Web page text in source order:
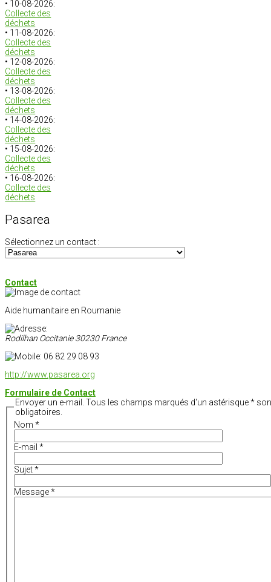
• 10-08-2026:
Collecte des
déchets
• 11-08-2026:
Collecte des
déchets
• 12-08-2026:
Collecte des
déchets
• 13-08-2026:
Collecte des
déchets
• 14-08-2026:
Collecte des
déchets
• 15-08-2026:
Collecte des
déchets
• 16-08-2026:
Collecte des
déchets
Pasarea
Sélectionnez un contact :
Contact
Aide humanitaire en Roumanie
Rodilhan Occitanie30230France
06 82 29 08 93
http://www.pasarea.org
Formulaire de Contact
Envoyer un e-mail. Tous les champs marqués d'un astérisque *
obligatoires.
Nom *
E-mail *
Sujet*
Message*